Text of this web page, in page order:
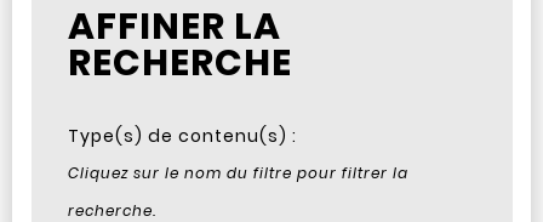
AFFINER LA
RECHERCHE
Type(s) de contenu(s) :
Cliquez sur le nom du filtre pour filtrer la
recherche.